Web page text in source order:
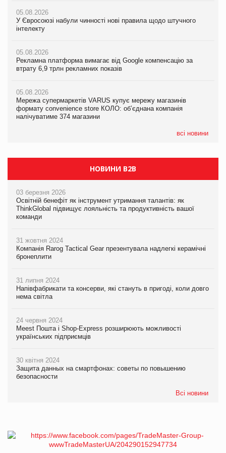
05.08.2026
У Євросоюзі набули чинності нові правила щодо штучного
інтелекту
05.08.2026
Рекламна платформа вимагає від Google компенсацію за
втрату 6,9 трлн рекламних показів
05.08.2026
Мережа супермаркетів VARUS купує мережу магазинів
формату convenience store КОЛО: об’єднана компанія
налічуватиме 374 магазини
всі новини
05.08.2026
Смачне поповнення дитячого меню: у VARUS з’явилися
05.08.2026
Сергій Лісунов про заморожені хлібобулочні вироби на
04.08.2026
Через атаку РФ у Дніпрі пошкоджено склад шоколаду
Millennium
05.08.2026
У Євросоюзі набули чинності нові правила щодо штучного
інтелекту
05.08.2026
Рекламна платформа вимагає від Google компенсацію за
втрату 6,9 трлн рекламних показів
05.08.2026
Adidas витратила понад $1 млрд на маркетинг за квартал
НОВИНИ B2B
03 березня 2026
Освітній бенефіт як інструмент утримання талантів: як
ThinkGlobal підвищує лояльність та продуктивність вашої
команди
31 жовтня 2024
Компанія Rarog Tactical Gear презентувала надлегкі керамічні
бронеплити
31 липня 2024
Напівфабрикати та консерви, які стануть в пригоді, коли довго
нема світла
24 червня 2024
Meest Пошта і Shop-Express розширюють можливості
українських підприємців
30 квітня 2024
Защита данных на смартфонах: советы по повышению
безопасности
Всі новини